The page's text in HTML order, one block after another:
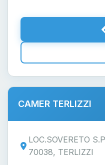
CAMER TERLIZZI
LOC.SOVERETO
70038, TERLIZZI